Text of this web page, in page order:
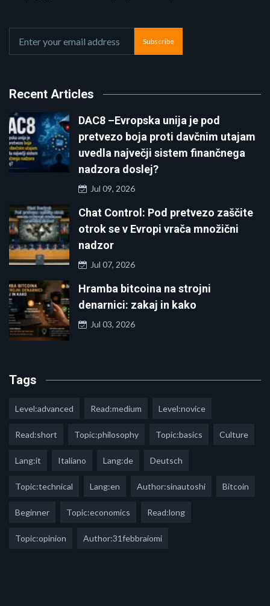
Subscribe
Recent Articles
DAC8 –Evropska unija je pod
pretvezo boja proti davčnim utajam
uvedla največji sistem finančnega
nadzora doslej?
Jul 09, 2026
Chat Control: Pod pretvezo zaščite
otrok se v Evropi vrača množični
nadzor
Jul 07, 2026
Hramba bitcoina na strojni
denarnici: zakaj in kako
Jul 03, 2026
Tags
Level:advanced Read:medium Level:novice
Read:short Topic:philosophy Topic:basics Culture
Lang:it Italiano Lang:de Deutsch
Topic:technical Lang:en Author:sinautoshi Bitcoin
Beginner Topic:economics Read:long
Topic:opinion Author:31febbraiomi